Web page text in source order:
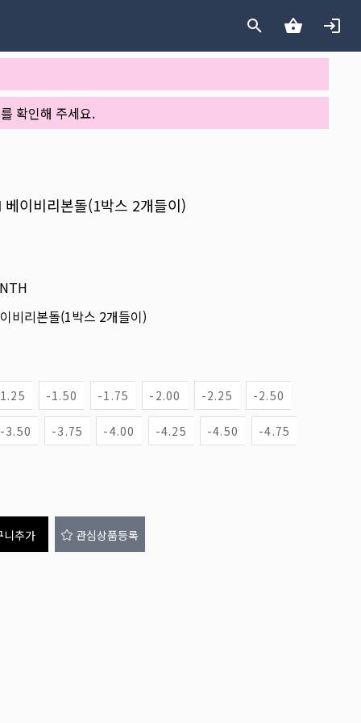
확인해 주세요.
이비리본돌(1박스 2개들이)
비리본돌(1박스 2개들이)
-1.50 -1.75 -2.00 -2.25 -2.50
-3.50 -3.75 -4.00 -4.25 -4.50 -4.75
니추가 관심상품등록